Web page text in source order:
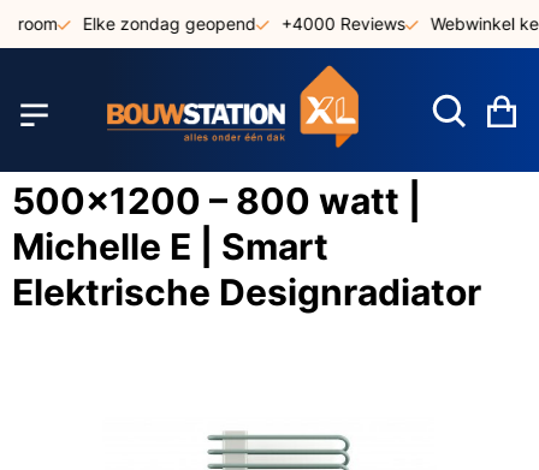
Elke zondag geopend +4000 Reviews Webwinkel
500x1200 – 800 watt |
Michelle E | Smart
Elektrische Designradiator